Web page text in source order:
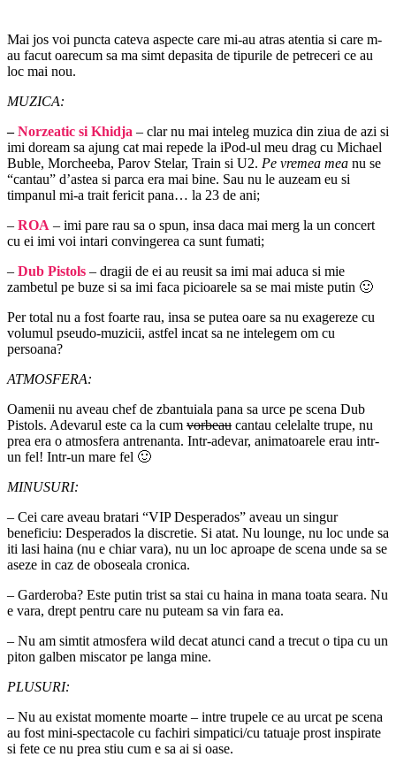
Mai jos voi puncta cateva aspecte care mi-au atras atentia si care m-
au facut oarecum sa ma simt depasita de tipurile de petreceri ce au
loc mai nou.
MUZICA:
–Norzeatic si Khidja – clar nu mai inteleg muzica din ziua de azi si
imi doream sa ajung cat mai repede la iPod-ul meu drag cu Michael
Buble, Morcheeba, Parov Stelar, Train si U2. Pe vremea mea nu se
“cantau” d’astea si parca era mai bine. Sau nu le auzeam eu si
timpanul mi-a trait fericit pana… la 23 de ani;
– ROA – imi pare rau sa o spun, insa daca mai merg la un concert
cu ei imi voi intari convingerea ca sunt fumati;
– Dub Pistols – dragii de ei au reusit sa imi mai aduca si mie
zambetul pe buze si sa imi faca picioarele sa se mai miste putin 🙂
Per total nu a fost foarte rau, insa se putea oare sa nu exagereze cu
volumul pseudo-muzicii, astfel incat sa ne intelegem om cu
persoana?
ATMOSFERA:
Oamenii nu aveau chef de zbantuiala pana sa urce pe scena Dub
Pistols. Adevarul este ca la cum vorbeau cantau celelalte trupe, nu
prea era o atmosfera antrenanta. Intr-adevar, animatoarele erau intr-
un fel! Intr-un mare fel 🙂
MINUSURI:
– Cei care aveau bratari “VIP Desperados” aveau un singur
beneficiu: Desperados la discretie. Si atat. Nu lounge, nu loc unde sa
iti lasi haina (nu e chiar vara), nu un loc aproape de scena unde sa se
aseze in caz de oboseala cronica.
– Garderoba? Este putin trist sa stai cu haina in mana toata seara. Nu
e vara, drept pentru care nu puteam sa vin fara ea.
– Nu am simtit atmosfera wild decat atunci cand a trecut o tipa cu un
piton galben miscator pe langa mine.
PLUSURI:
– Nu au existat momente moarte – intre trupele ce au urcat pe scena
au fost mini-spectacole cu fachiri simpatici/cu tatuaje prost inspirate
si fete ce nu prea stiu cum e sa ai si oase.